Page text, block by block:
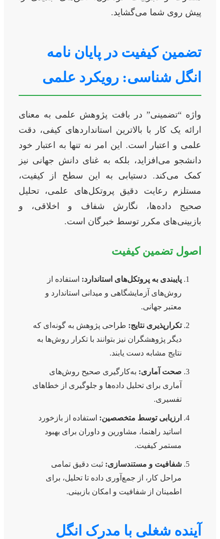
پیش روی شما می‌گشاید.
تضمین کیفیت در پایان نامه
انگل شناسی: رویکرد علمی
واژه “تضمینی” در بافت پژوهش علمی به معنای
ارائه یک کار با بالاترین استانداردهای کیفی، دقت
علمی و اعتبار است. این امر نه تنها به اعتبار خود
دانشجو می‌افزاید، بلکه به غنای دانش جهانی نیز
کمک می‌کند. دستیابی به این سطح از کیفیت،
مستلزم رعایت دقیق پروتکل‌های علمی، تحلیل
صحیح داده‌ها، نگارش شفاف و اخلاقی، و
بازبینی‌های مکرر توسط خبرگان است.
اصول تضمین کیفیت
پایبندی به پروتکل‌های استاندارد: استفاده از
روش‌های آزمایشگاهی و میدانی استاندارد و
معتبر جهانی.
تکرارپذیری نتایج: طراحی پژوهش به گونه‌ای که
دیگر پژوهشگران نیز بتوانند با تکرار روش‌ها به
نتایج مشابه دست یابند.
صحت آماری: به‌کارگیری صحیح روش‌های
آماری برای تحلیل داده‌ها و جلوگیری از خطاهای
تفسیری.
ارزیابی توسط متخصصین: استفاده از بازخورد
اساتید راهنما، مشاورین و داوران برای بهبود
مستمر کیفیت.
شفافیت و مستندسازی: ثبت دقیق تمامی
مراحل کار، از جمع‌آوری داده تا تحلیل، برای
اطمینان از شفافیت و امکان بازبینی.
آینده شغلی با مدرک انگل